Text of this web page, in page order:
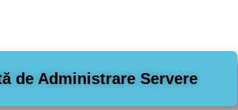
de Administrare Servere